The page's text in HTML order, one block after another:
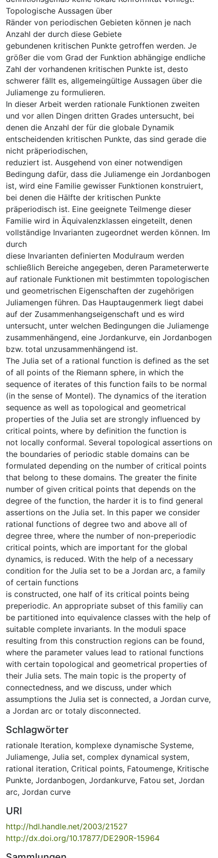
Topologische Aussagen über
Ränder von periodischen Gebieten können je nach
Anzahl der durch diese Gebiete
gebundenen kritischen Punkte getroffen werden. Je
größer die vom Grad der Funktion abhängige endliche
Zahl der vorhandenen kritischen Punkte ist, desto
schwerer fällt es, allgemeingültige Aussagen über die
Juliamenge zu formulieren.
In dieser Arbeit werden rationale Funktionen zweiten
und vor allen Dingen dritten Grades untersucht, bei
denen die Anzahl der für die globale Dynamik
entscheidenden kritischen Punkte, das sind gerade die
nicht präperiodischen,
reduziert ist. Ausgehend von einer notwendigen
Bedingung dafür, dass die Juliamenge ein Jordanbogen
ist, wird eine Familie gewisser Funktionen konstruiert,
bei denen die Hälfte der kritischen Punkte
präperiodisch ist. Eine geeignete Teilmenge dieser
Familie wird in Äquivalenzklassen eingeteilt, denen
vollständige Invarianten zugeordnet werden können. Im
durch
diese Invarianten definierten Modulraum werden
schließlich Bereiche angegeben, deren Parameterwerte
auf rationale Funktionen mit bestimmten topologischen
und geometrischen Eigenschaften der zugehörigen
Juliamengen führen. Das Hauptaugenmerk liegt dabei
auf der Zusammenhangseigenschaft und es wird
untersucht, unter welchen Bedingungen die Juliamenge
zusammenhängend, eine Jordankurve, ein Jordanbogen
bzw. total unzusammenhängend ist.
The Julia set of a rational function is defined as the set
of all points of the Riemann sphere, in which the
sequence of iterates of this function fails to be normal
(in the sense of Montel). The dynamics of the iteration
sequence as well as topological and geometrical
properties of the Julia set are strongly influenced by
critical points, where by definition the function is
not locally conformal. Several topological assertions on
the boundaries of periodic stable domains can be
formulated depending on the number of critical points
that belong to these domains. The greater the finite
number of given critical points that depends on the
degree of the function, the harder it is to find general
assertions on the Julia set. In this paper we consider
rational functions of degree two and above all of
degree three, where the number of non-preperiodic
critical points, which are important for the global
dynamics, is reduced. With the help of a necessary
condition for the Julia set to be a Jordan arc, a family
of certain functions
is constructed, one half of its critical points being
preperiodic. An appropriate subset of this familiy can
be partitioned into equivalence classes with the help of
suitable complete invariants. In the moduli space
resulting from this construction regions can be found,
where the parameter values lead to rational functions
with certain topological and geometrical properties of
their Julia sets. The main topic is the property of
connectedness, and we discuss, under which
assumptions the Julia set is connected, a Jordan curve,
a Jordan arc or totaly disconnected.
Schlagwörter
rationale Iteration, komplexe dynamische Systeme,
Juliamenge, Julia set, complex dynamical system,
rational iteration, Critical points, Fatoumenge, Kritische
Punkte, Jordanbogen, Jordankurve, Fatou set, Jordan
arc, Jordan curve
URI
http://hdl.handle.net/2003/21527
http://dx.doi.org/10.17877/DE290R-15964